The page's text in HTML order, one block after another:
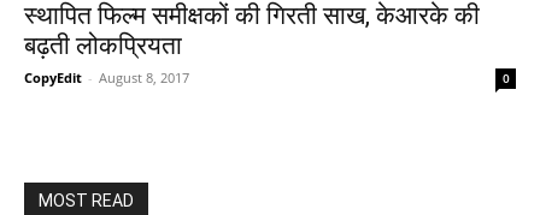
स्थापित फिल्म समीक्षकों की गिरती साख, केआरके की
बढ़ती लोकप्रियता
CopyEdit - August 8, 2017 0
MOST READ